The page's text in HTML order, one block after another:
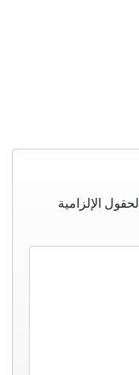
الحقول الإلزامية